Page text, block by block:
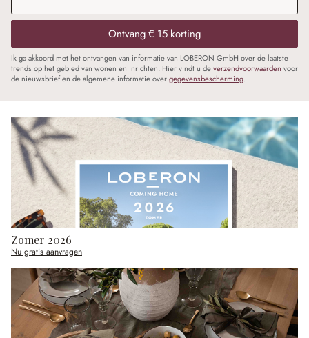
Ontvang € 15 korting
Ik ga akkoord met het ontvangen van informatie van LOBERON GmbH over de laatste
trends op het gebied van wonen en inrichten. Hier vindt u deverzendvoorwaarden voor
de nieuwsbrief en de algemene informatie overgegevensbescherming.
Zomer 2026
Nu gratis aanvragen